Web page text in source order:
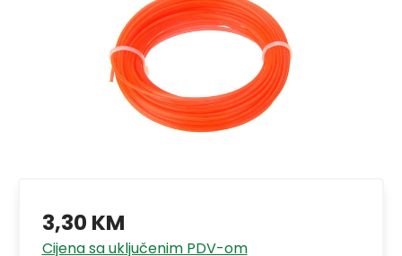
3,30 KM
Cijena sa uključenim PDV-om